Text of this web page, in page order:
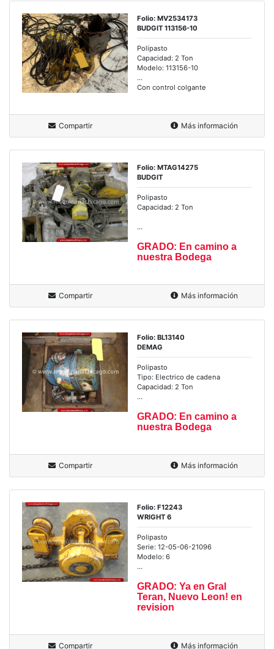
Folio: MV2534173
BUDGIT 113156-10
Polipasto
Capacidad: 2 Ton
Modelo: 113156-10
...
Con control colgante
Compartir Más información
Folio: MTAG14275
BUDGIT
Polipasto
Capacidad: 2 Ton
...
GRADO: En camino a
nuestra Bodega
Compartir Más información
Folio: BL13140
DEMAG
Polipasto
Tipo: Electrico de cadena
Capacidad: 2 Ton
...
GRADO: En camino a
nuestra Bodega
Compartir Más información
Folio: F12243
WRIGHT 6
Polipasto
Serie: 12-05-06-21096
Modelo: 6
...
GRADO: Ya en Gral
Teran, Nuevo Leon! en
revision
Compartir Más información